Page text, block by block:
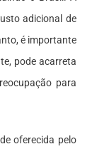
adicional de
é importante
pode acarreta
para
oferecida pelo